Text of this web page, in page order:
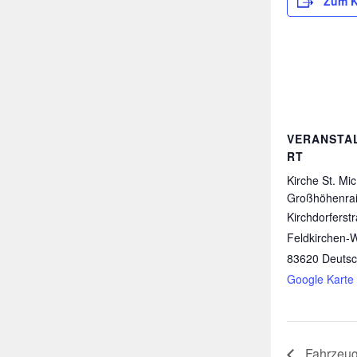
RT
Kirche St.
Feldkirchen-
83620
Google